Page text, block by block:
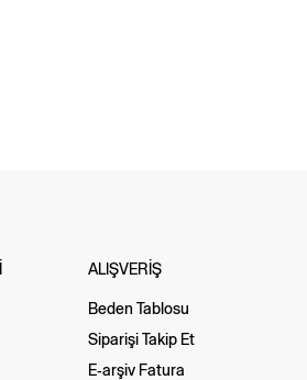
ALIŞVERİŞ
Beden Tablosu
Siparişi Takip Et
E-arşiv Fatura